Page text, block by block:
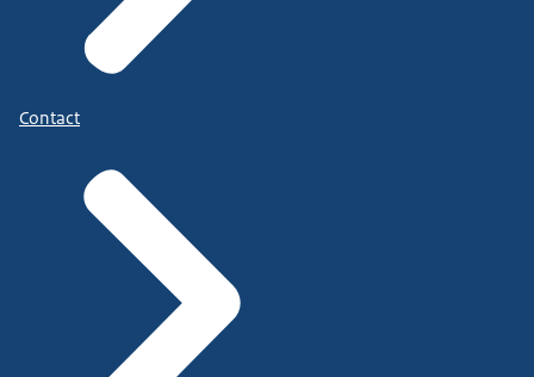
Contact